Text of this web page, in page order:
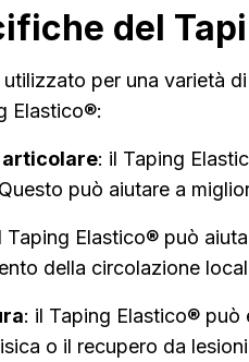
del
per una varietà
Elastico®:
articolare: il Taping
può aiutare a
Taping Elastico® può
della circolazione
: il Taping Elastico® può
o il recupero da